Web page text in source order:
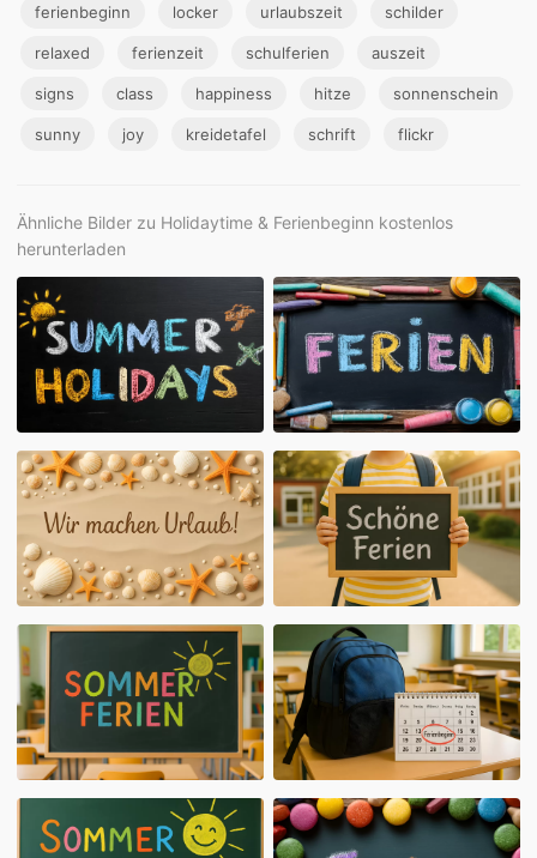
ferienbeginn locker urlaubszeit schilder
relaxed ferienzeit schulferien auszeit
signs class happiness hitze sonnenschein
sunny joy kreidetafel schrift flickr
Ähnliche Bilder zu Holidaytime & Ferienbeginn kostenlos
herunterladen